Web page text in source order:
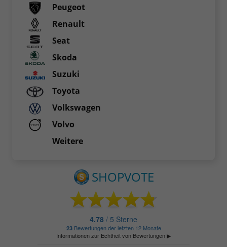
Peugeot
Renault
Seat
Skoda
Suzuki
Toyota
Volkswagen
Volvo
Weitere